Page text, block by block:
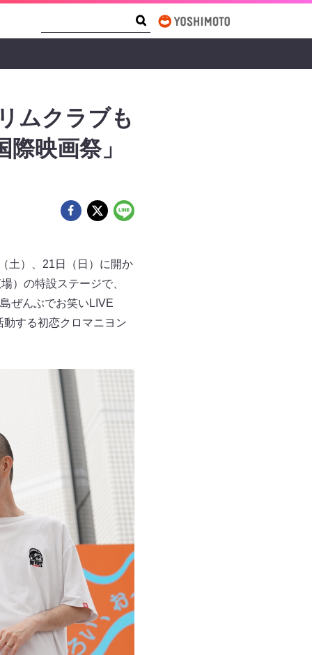
ムクラブも
映画祭」
土）、21日（日）に開か
）の特設ステージで、
ぜんぶでお笑いLIVE
する初恋クロマニヨン